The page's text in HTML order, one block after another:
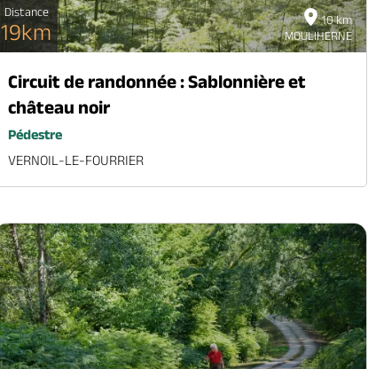
10 km
MOULIHERNE
Distance
19km
Circuit de randonnée : Sablonnière et
château noir
Pédestre
VERNOIL-LE-FOURRIER